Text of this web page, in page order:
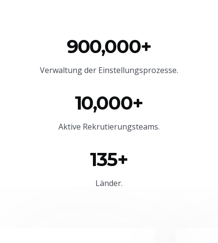
900,000+
Verwaltung der Einstellungsprozesse.
10,000+
Aktive Rekrutierungsteams.
135+
Länder.